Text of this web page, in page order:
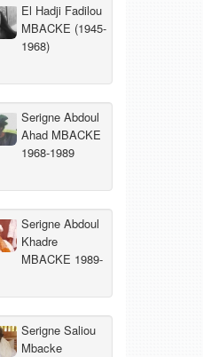
El Hadji Fadilou
MBACKE (1945-
1968)
Serigne Abdoul
Ahad MBACKE
1968-1989
Serigne Abdoul
Khadre
MBACKE 1989-
Serigne Saliou
Mbacke